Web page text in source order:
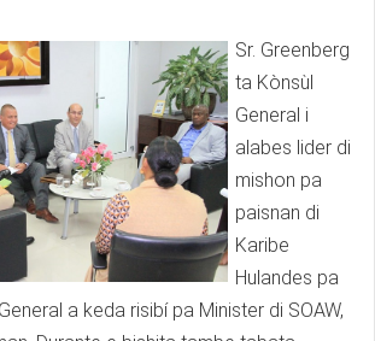
Sr. Greenberg
ta Kònsùl
General i
alabes lider di
mishon pa
paisnan di
Karibe
Hulandes pa
a keda risibí pa Minister di SOAW,